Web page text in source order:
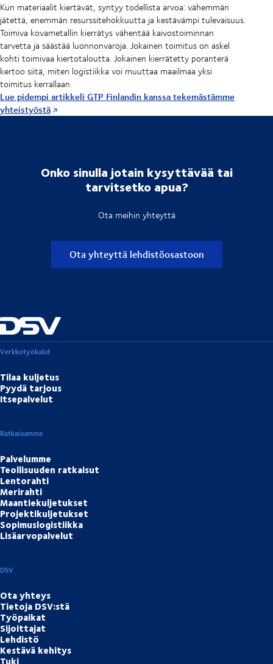
Kun materiaalit kiertävät, syntyy todellista arvoa: vähemmän
jätettä, enemmän resurssitehokkuutta ja kestävämpi tulevaisuus.
Toimiva kovametallin kierrätys vähentää kaivostoiminnan
tarvetta ja säästää luonnonvaroja. Jokainen toimitus on askel
kohti toimivaa kiertotaloutta. Jokainen kierrätetty poranterä
kertoo siitä, miten logistiikka voi muuttaa maailmaa yksi
toimitus kerrallaan.
Lue pidempi artikkeli GTP Finlandin kanssa tekemästämme
yhteistyöstä
Onko sinulla jotain kysyttävää tai
tarvitsetko apua?
Ota meihin yhteyttä
Ota yhteyttä lehdistöosastoon
Verkkotyökalut
Tilaa kuljetus
Pyydä tarjous
Itsepalvelut
Ratkaisumme
Palvelumme
Teollisuuden ratkaisut
Lentorahti
Merirahti
Maantiekuljetukset
Projektikuljetukset
Sopimuslogistiikka
Lisäarvopalvelut
DSV
Ota yhteys
Tietoja DSV:stä
Työpaikat
Sijoittajat
Lehdistö
Kestävä kehitys